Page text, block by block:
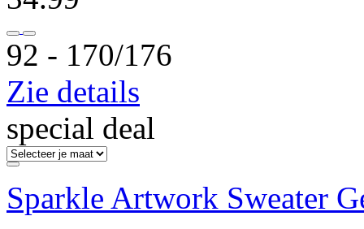
92 ‐ 170/176
Zie details
special deal
Sparkle Artwork Sweater